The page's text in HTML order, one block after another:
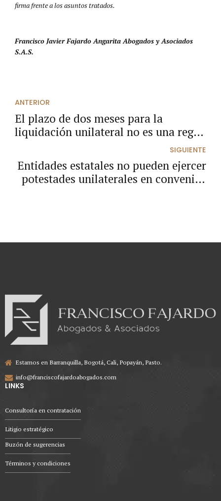
firma frente a los asuntos tratados.
Francisco Javier Fajardo Angarita Abogados y Asociados
S.A.S.
ANTERIOR
El plazo de dos meses para la
liquidación unilateral no es una regla
general y solo aplica si se ha pactado
en el contrato.
SIGUIENTE
Entidades estatales no pueden ejercer
potestades unilaterales en convenios
Estamos en Barranquilla, Bogotá, Cali, Popayán, Pasto.
info@franciscofajardoabogados.com
LINKS
Consultoría en contratación
Litigio estratégico
Buzón de sugerencias
Términos y condiciones